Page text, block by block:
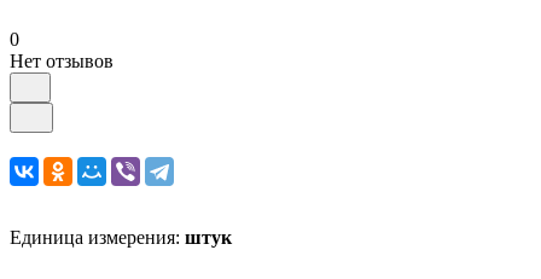
0
Нет отзывов
Единица измерения: штук